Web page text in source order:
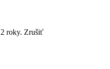
2 roky. Zrušiť